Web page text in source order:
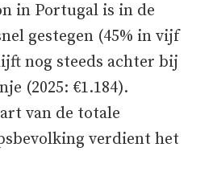
in Portugal is in de
gestegen (45% in vijf
nog steeds achter bij
(2025: €1.184).
van de totale
verdient het